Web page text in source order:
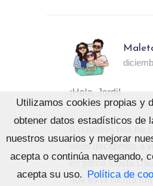
¡Hola, Jordi!
A nosotros nos ha
años decidirnos a
en plena Costa
que es la locura
Utilizamos cookies propias y
obtener datos estadísticos de
nuestros usuarios y mejorar
acepta o continúa navegando,
acepta su uso. Política de